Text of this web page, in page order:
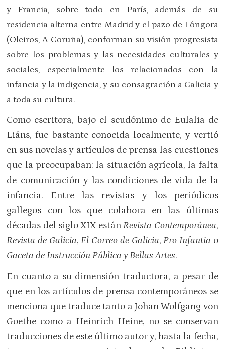
y Francia, sobre todo en París, además de su
residencia alterna entre Madrid y el pazo de Lóngora
(Oleiros, A Coruña), conforman su visión progresista
sobre los problemas y las necesidades culturales y
sociales, especialmente los relacionados con la
infancia y la indigencia, y su consagración a Galicia y
a toda su cultura.
Como escritora, bajo el seudónimo de Eulalia de
Liáns, fue bastante conocida localmente, y vertió
en sus novelas y artículos de prensa las cuestiones
que la preocupaban: la situación agrícola, la falta
de comunicación y las condiciones de vida de la
infancia. Entre las revistas y los periódicos
gallegos con los que colabora en las últimas
décadas del siglo XIX estánRevista Contemporánea,
Revista de Galicia,El Correo de Galicia,Pro Infantia o
Gaceta de Instrucción Pública y Bellas Artes.
En cuanto a su dimensión traductora, a pesar de
que en los artículos de prensa contemporáneos se
menciona que traduce tanto a Johan Wolfgang von
Goethe como a Heinrich Heine, no se conservan
traducciones de este último autor y, hasta la fecha,